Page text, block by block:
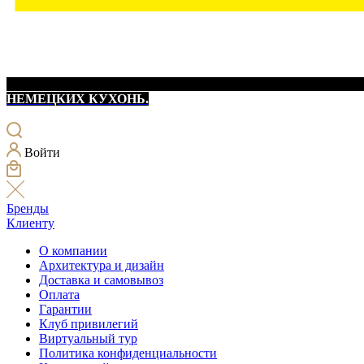
НЕМЕЦКИХ КУХОНЬ.
Войти
Бренды
Клиенту
О компании
Архитектура и дизайн
Доставка и самовывоз
Оплата
Гарантии
Клуб привилегий
Виртуальный тур
Политика конфиденциальности